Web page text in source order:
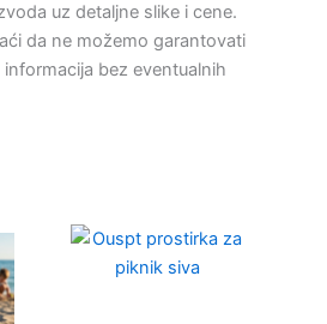
uz detaljne slike i cene.
da ne možemo garantovati
bez eventualnih